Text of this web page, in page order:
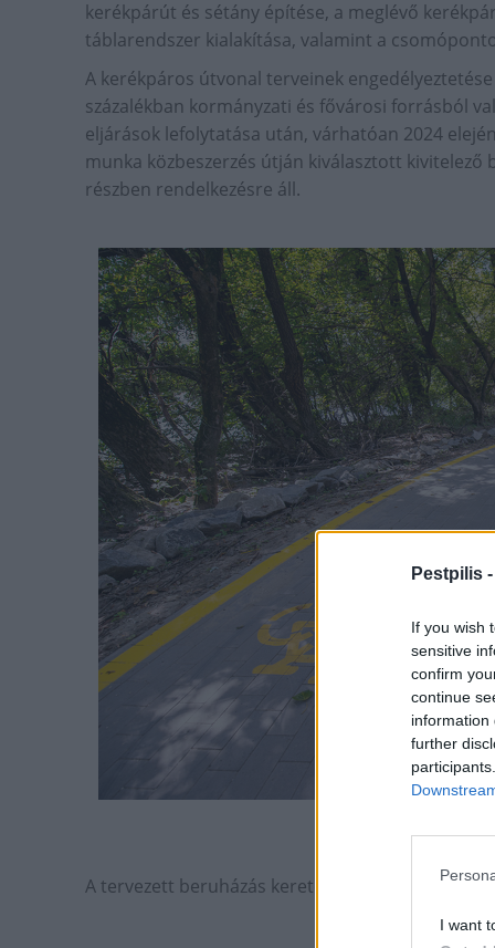
Pestpilis -
If you wish
sensitive
confirm
continue
information
further
I want
kerékpárút és sétány építése, a meglévő
táblarendszer kialakítása, valamint a
A kerékpáros útvonal terveinek
százalékban kormányzati és fővárosi forrásból
eljárások lefolytatása után, várhatóan 2024
munka közbeszerzés útján kiválasztott
részben rendelkezésre áll.
A tervezett beruházás keretein belül